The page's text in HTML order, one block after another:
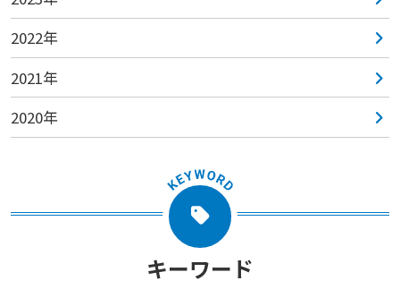
2022年
2021年
2020年
キーワード